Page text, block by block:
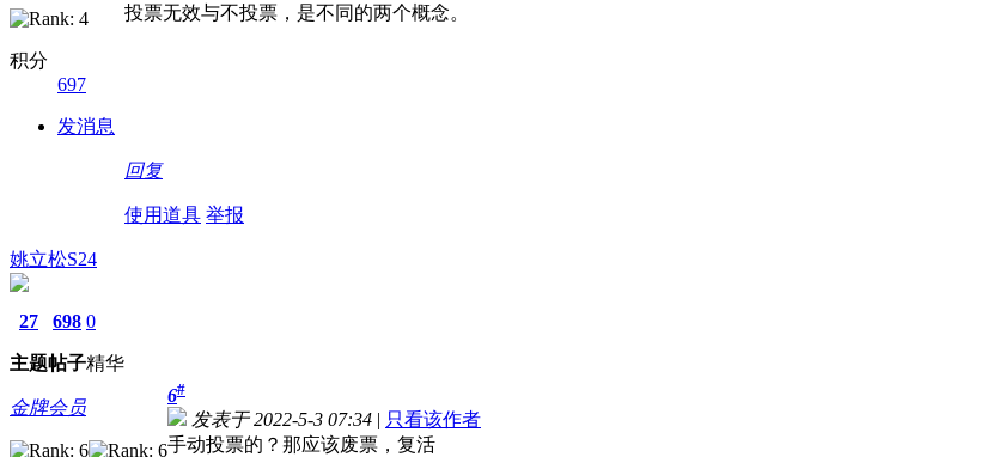
积分
697
发消息
投票无效与不投票，是不同的两个概念。
回复
使用道具 举报
姚立松S24
27
主题
698
帖子
0
精华
金牌会员
6#
发表于 2022-5-3 07:34 | 只看该作者
手动投票的？那应该废票，复活